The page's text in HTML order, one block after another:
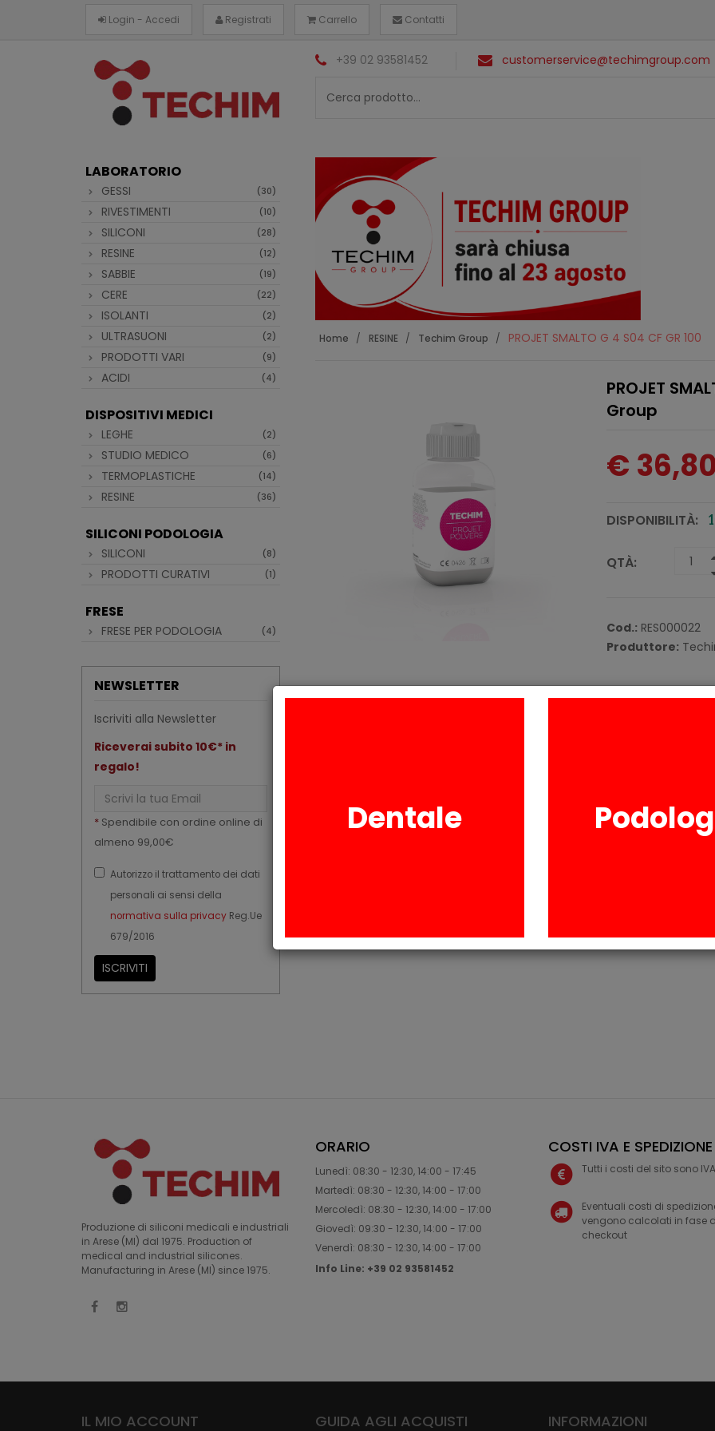
Login - Accedi Registrati Carrello Contatti
+39 02 93581452 customerservice@techimgroup.com
LABORATORIO
GESSI (30)
RIVESTIMENTI (10)
SILICONI (28)
RESINE (12)
SABBIE (19)
CERE (22)
ISOLANTI (2)
ULTRASUONI (2)
PRODOTTI VARI (9)
ACIDI (4)
DISPOSITIVI MEDICI
LEGHE (2)
STUDIO MEDICO (6)
TERMOPLASTICHE (14)
RESINE (36)
SILICONI PODOLOGIA
SILICONI (8)
PRODOTTI CURATIVI (1)
FRESE
FRESE PER PODOLOGIA (4)
NEWSLETTER
Iscriviti alla Newsletter
Riceverai subito 10€* in
regalo!
Email
* Spendibile con ordine online di
almeno 99,00€
Autorizzo il trattamento dei dati
personali ai sensi della
normativa sulla privacy Reg.Ue
679/2016
ISCRIVITI
Home RESINE Techim Group PROJET SMALTO G 4 S04 CF GR 100
PROJET
Group
€
DISPONIBILITÀ:
QTÀ:
Cod.: RES000022
Produttore:
Produzione di siliconi medicali e industriali
in Arese (MI) dal 1975. Production of
medical and industrial silicones.
Manufacturing in Arese (MI) since 1975.
ORARIO
Lunedì: 08:30 - 12:30, 14:00 - 17:45
Martedì: 08:30 - 12:30, 14:00 - 17:00
Mercoledì: 08:30 - 12:30, 14:00 - 17:00
Giovedì: 09:30 - 12:30, 14:00 - 17:00
Venerdì: 08:30 - 12:30, 14:00 - 17:00
Info Line: +39 02 93581452
COSTI IVA E SPEDIZIONE
Tutti i costi del sito sono
Eventuali costi di
vengono calcolati in fase
checkout
IL MIO ACCOUNT GUIDA AGLI ACQUISTI INFORMAZIONI
Dentale